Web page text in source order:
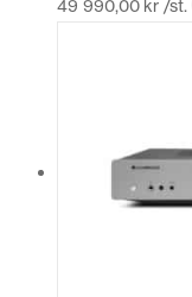
49 990,00 kr /st.